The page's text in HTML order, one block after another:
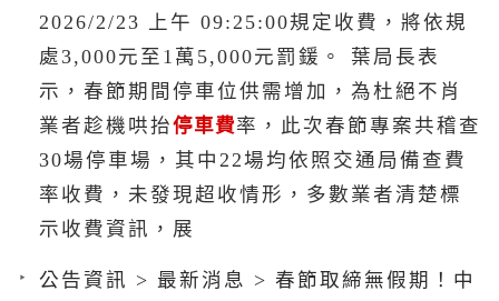
2026/2/23 上午 09:25:00規定收費，將依規
處3,000元至1萬5,000元罰鍰。 葉局長表
示，春節期間停車位供需增加，為杜絕不肖
業者趁機哄抬停車費率，此次春節專案共稽查
30場停車場，其中22場均依照交通局備查費
率收費，未發現超收情形，多數業者清楚標
示收費資訊，展
公告資訊 > 最新消息 > 春節取締無假期！中